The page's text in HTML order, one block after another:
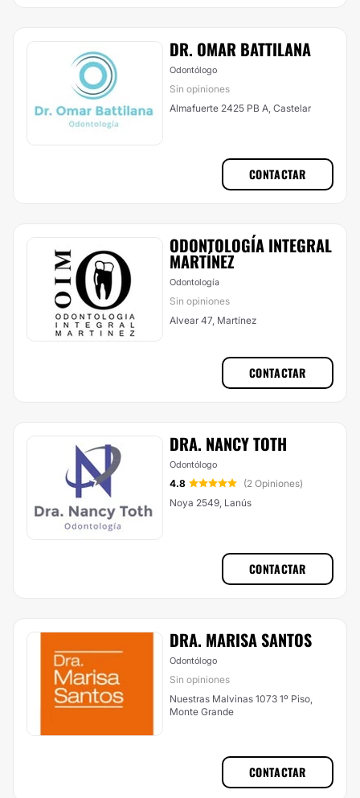
DR. OMAR BATTILANA
Odontólogo
Sin opiniones
Almafuerte 2425 PB A, Castelar
CONTACTAR
ODONTOLOGÍA INTEGRAL
MARTÍNEZ
Odontología
Sin opiniones
Alvear 47, Martínez
CONTACTAR
DRA. NANCY TOTH
Odontólogo
4.8
(2 Opiniones)
Noya 2549, Lanús
CONTACTAR
DRA. MARISA SANTOS
Odontólogo
Sin opiniones
Nuestras Malvinas 1073 1º Piso,
Monte Grande
CONTACTAR